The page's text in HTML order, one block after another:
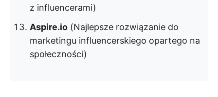
z influencerami)
Aspire.io (Najlepsze rozwiązanie do
marketingu influencerskiego opartego na
społeczności)